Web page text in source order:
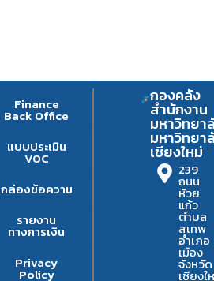
Finance
Back Office
แบบประเมิน
VOC
กล่องข้อความ
รายงาน
ทางการเงิน
Privacy
Policy
กองคลัง
สำนักงาน
มหาวิทยา
มหาวิทยา
เชียงใหม่
239
ถนน
ห้วย
แก้ว
ตำบล
สุเทพ
อำเภอ
เมือง
จังหวัด
เชียงใ